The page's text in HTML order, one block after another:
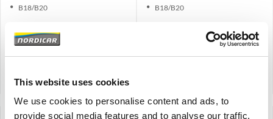
This website uses cookies
We use cookies to personalise content and ads, to
provide social media features and to analyse our traffic.
B18/B20
€135,00
135,00Excl. BTW
Vergelijken
B18/B20